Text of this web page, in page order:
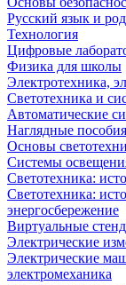
Русский язык и
Технология
Цифровые
Физика для школы
Электротехника,
Светотехника и
Автоматические
Наглядные
Основы
Системы
Светотехника:
Светотехника:
энергосбережение
Виртуальные
Электрические
Электрические
электромеханика